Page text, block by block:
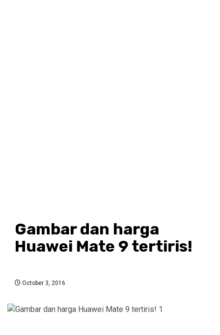
Gambar dan harga
Huawei Mate 9 tertiris!
October 3, 2016